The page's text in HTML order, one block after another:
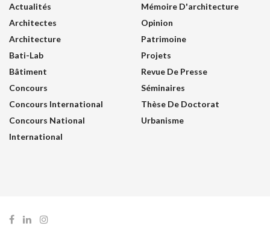
Actualités
Architectes
Architecture
Bati-Lab
Bâtiment
Concours
Concours International
Concours National
International
Mémoire D'architecture
Opinion
Patrimoine
Projets
Revue De Presse
Séminaires
Thèse De Doctorat
Urbanisme